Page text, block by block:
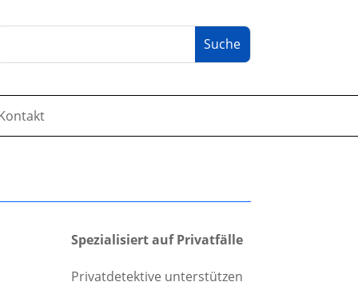
Spezialisiert auf Privatfälle
Privatdetektive unterstützen